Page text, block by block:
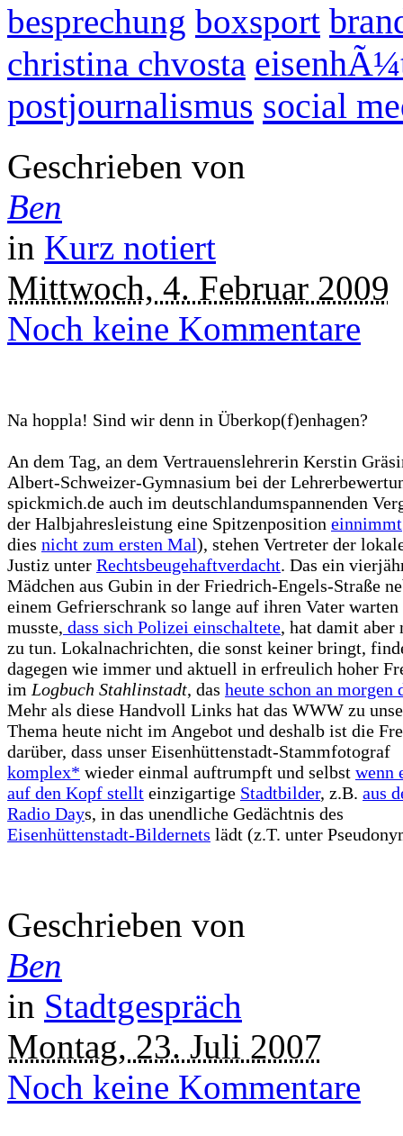
besprechung boxsport
christina chvosta
postjournalismus social
Geschrieben von
Ben
in Kurz notiert
Mittwoch, 4. Februar 2009
Noch keine Kommentare
Na hoppla! Sind wir denn in Überkop(f)enhagen?
An dem Tag, an dem Vertrauenslehrerin Kerstin
Albert-Schweizer-Gymnasium bei der
spickmich.de auch im deutschlandumspannenden
der Halbjahresleistung eine Spitzenposition einnimmt
dies nicht zum ersten Mal), stehen Vertreter der
Justiz unter Rechtsbeugehaftverdacht. Das ein
Mädchen aus Gubin in der Friedrich-Engels-Straße
einem Gefrierschrank so lange auf ihren Vater warten
musste, dass sich Polizei einschaltete, hat damit aber
zu tun. Lokalnachrichten, die sonst keiner bringt,
dagegen wie immer und aktuell in erfreulich hoher
im Logbuch Stahlinstadt, das heute schon an morgen
Mehr als diese Handvoll Links hat das WWW zu
Thema heute nicht im Angebot und deshalb ist die
darüber, dass unser Eisenhüttenstadt-Stammfotograf
komplex* wieder einmal auftrumpft und selbst wenn
auf den Kopf stellt einzigartige Stadtbilder, z.B. aus
Radio Days, in das unendliche Gedächtnis des
Eisenhüttenstadt-Bildernets lädt (z.T. unter
Geschrieben von
Ben
in Stadtgespräch
Montag, 23. Juli 2007
Noch keine Kommentare